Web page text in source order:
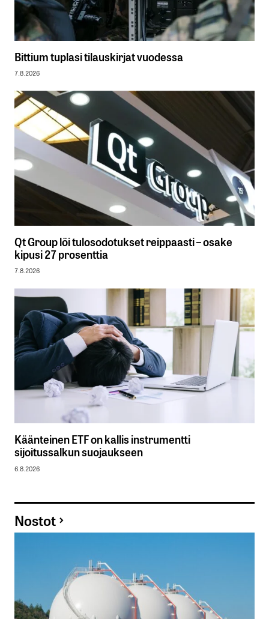
Bittium tuplasi tilauskirjat vuodessa
7.8.2026
Qt Group löi tulosodotukset reippaasti – osake
kipusi 27 prosenttia
7.8.2026
Käänteinen ETF on kallis instrumentti
sijoitussalkun suojaukseen
6.8.2026
Nostot